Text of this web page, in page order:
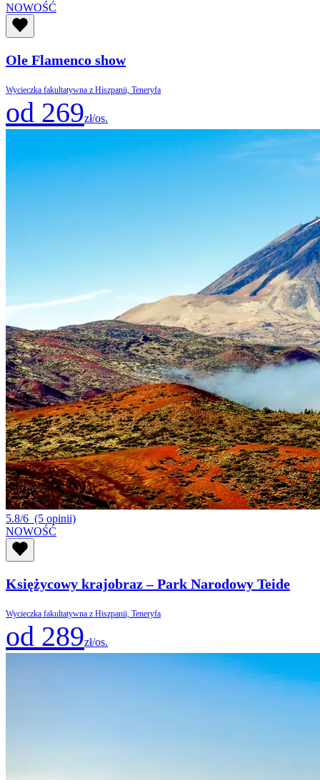
NOWOŚĆ
Ole Flamenco show
Wycieczka fakultatywna z Hiszpanii, Teneryfa
od 269zł/os.
5.8/6 (5 opinii)
NOWOŚĆ
Księżycowy krajobraz – Park Narodowy Teide
Wycieczka fakultatywna z Hiszpanii, Teneryfa
od 289zł/os.